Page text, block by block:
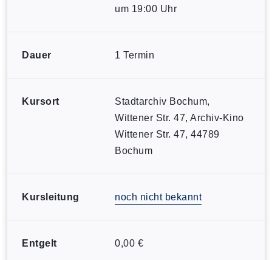
um 19:00 Uhr
Dauer 1 Termin
Kursort
Stadtarchiv Bochum,
Wittener Str. 47, Archiv-Kino
Wittener Str. 47, 44789
Bochum
Kursleitung noch nicht bekannt
Entgelt 0,00 €